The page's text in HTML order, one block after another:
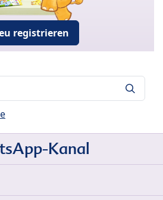
registrieren
Kanal